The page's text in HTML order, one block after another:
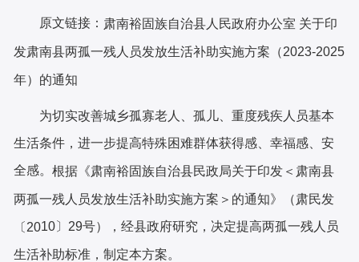
原文链接： 肃南裕固族自治县人民政府办公室 关于印
发肃南县两孤一残人员发放生活补助实施方案（2023-2025
年）的通知
为切实改善城乡孤寡老人、孤儿、重度残疾人员基本
生活条件，进一步提高特殊困难群体获得感、幸福感、安
全感。根据《肃南裕固族自治县民政局关于印发 ＜肃南县
两孤一残人员发放生活补助实施方案＞的通知》（肃民发
〔 2010〕 29号），经县政府研究，决定提高两孤一残人员
生活补助标准，制定本方案。